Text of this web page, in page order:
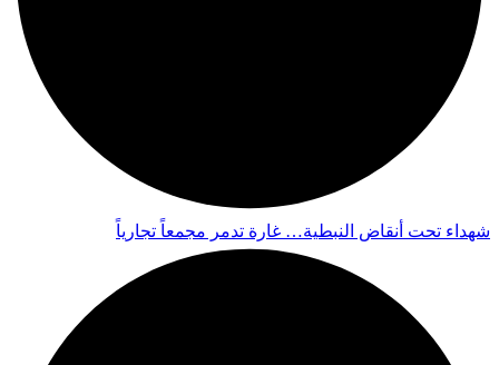
شهداء تحت أنقاض النبطية… غارة تدمر مجمعاً تجارياً